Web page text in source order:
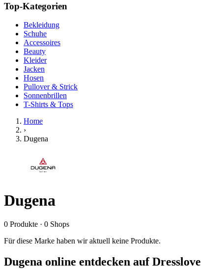
Top-Kategorien
Bekleidung
Schuhe
Accessoires
Beauty
Kleider
Jacken
Hosen
Pullover & Strick
Sonnenbrillen
T-Shirts & Tops
Home
›
Dugena
Dugena
0 Produkte · 0 Shops
Für diese Marke haben wir aktuell keine Produkte.
Dugena online entdecken auf Dresslove